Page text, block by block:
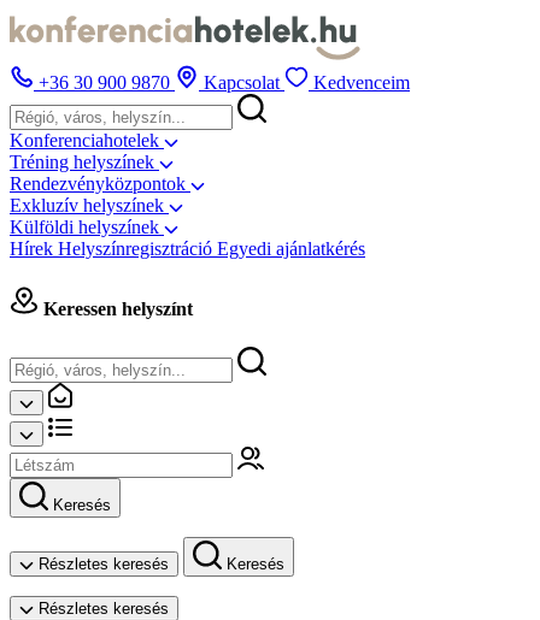
+36 30 900 9870 Kapcsolat Kedvenceim
Konferenciahotelek
Tréning helyszínek
Rendezvényközpontok
Exkluzív helyszínek
Külföldi helyszínek
Hírek Helyszínregisztráció Egyedi ajánlatkérés
Keressen helyszínt
Keresés
Részletes keresés Keresés
Részletes keresés